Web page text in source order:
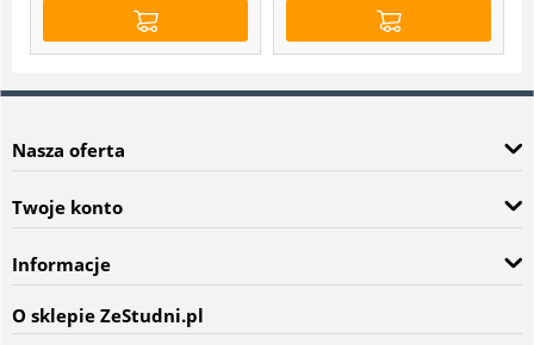
Nasza oferta
Twoje konto
Informacje
O sklepie ZeStudni.pl